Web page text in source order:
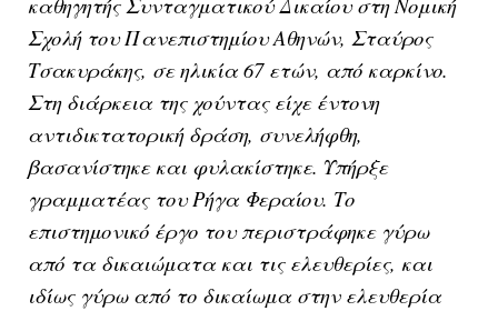
Σχολή του Πανεπιστημίου Αθηνών, Σταύρος
Τσακυράκης, σε ηλικία 67 ετών, από καρκίνο.
Στη διάρκεια της χούντας είχε έντονη
αντιδικτατορική δράση, συνελήφθη,
βασανίστηκε και φυλακίστηκε. Υπήρξε
γραμματέας του Ρήγα Φεραίου. Το
επιστημονικό έργο του περιστράφηκε γύρω
από τα δικαιώματα και τις ελευθερίες, και
ιδίως γύρω από το δικαίωμα στην ελευθερία